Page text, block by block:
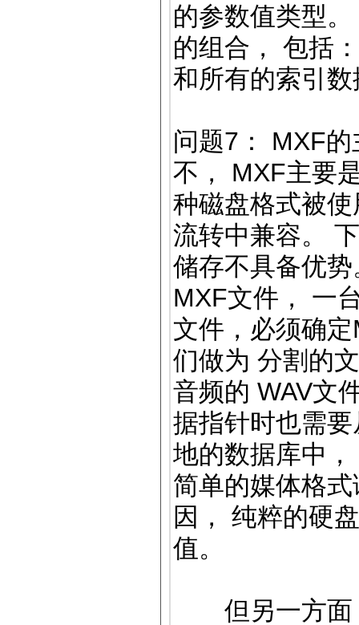
的参数值类型
的组合， 包括
和所有的索引数
问题7： MXF
不， MXF主要
种磁盘格式被
流转中兼容。
储存不具备优
MXF文件， 一
文件，必须确
们做为 分割的
音频的 WAV文
据指针时也需
地的数据库中
简单的媒体格
因， 纯粹的硬
值。
但另一方面